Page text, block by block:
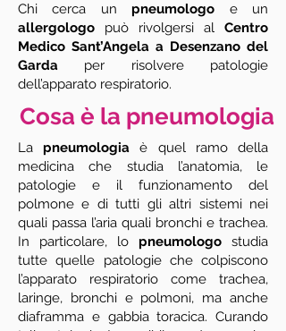
Chi cerca unpneumologo e un
allergologo può rivolgersi al Centro
Medico Sant’Angela a Desenzano del
Garda per risolvere patologie
dell’apparato respiratorio.
Cosa è la pneumologia
Lapneumologia è quel ramo della
medicina che studia l’anatomia, le
patologie e il funzionamento del
polmone e di tutti gli altri sistemi nei
quali passa l’aria quali bronchi e trachea.
In particolare, lo pneumologo studia
tutte quelle patologie che colpiscono
l’apparato respiratorio come trachea,
laringe, bronchi e polmoni, ma anche
diaframma e gabbia toracica. Curando